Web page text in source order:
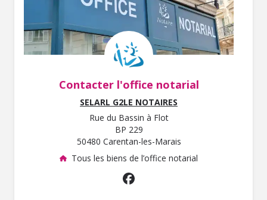
Contacter l'office notarial
SELARL G2LE NOTAIRES
Rue du Bassin à Flot
BP 229
50480 Carentan-les-Marais
Tous les biens de l’office notarial